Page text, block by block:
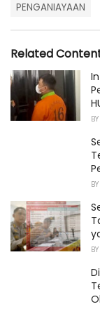
r
i
e
:
:
PENGANIAYAAN
Related
BY
BY
BY